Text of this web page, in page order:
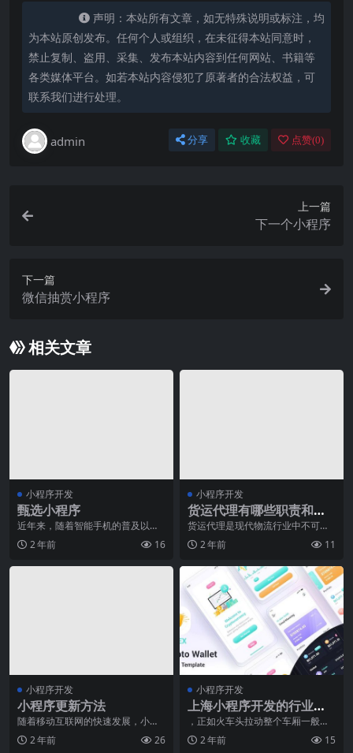
声明：本站所有文章，如无特殊说明或标注，均
为本站原创发布。任何个人或组织，在未征得本站同意时，
禁止复制、盗用、采集、发布本站内容到任何网站、书籍等
各类媒体平台。如若本站内容侵犯了原著者的合法权益，可
联系我们进行处理。
admin 分享 收藏 点赞(0)
上一篇
下一个小程序
下一篇
微信抽赏小程序
相关文章
小程序开发
甄选小程序
近年来，随着智能手机的普及以及
移动互联网的快速发展，用户对于
便捷、高效的生活方式
2 年前 16
小程序开发
货运代理有哪些职责和任
务？
货运代理是现代物流行业中不可或
缺的一环，他们肩负着组织和协调
货物运输的重要职责和
2 年前 11
小程序开发
小程序更新方法
随着移动互联网的快速发展，小程
序成为了各行各业的热门应用之
一。小程序不仅提供了便
2 年前 26
小程序开发
上海小程序开发的行业趋
势
，正如火车头拉动整个车厢一般，
也在促进着整个互联网行业的发
展。随着物联网的普及和
2 年前 15